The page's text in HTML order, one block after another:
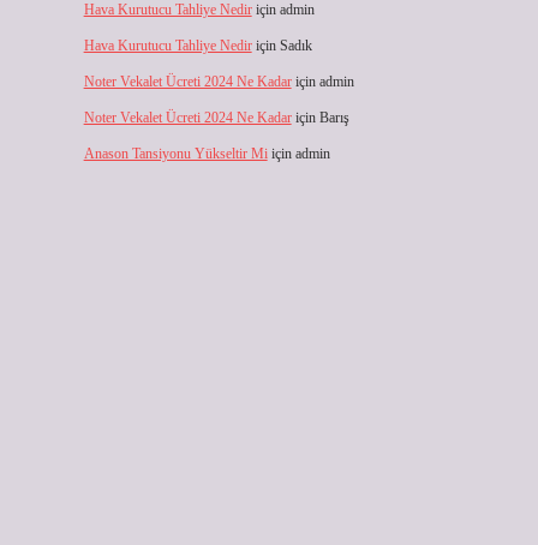
Hava Kurutucu Tahliye Nediriçin admin
Hava Kurutucu Tahliye Nediriçin Sadık
Noter Vekalet Ücreti 2024 Ne Kadariçin admin
Noter Vekalet Ücreti 2024 Ne Kadariçin Barış
Anason Tansiyonu Yükseltir Miiçin admin